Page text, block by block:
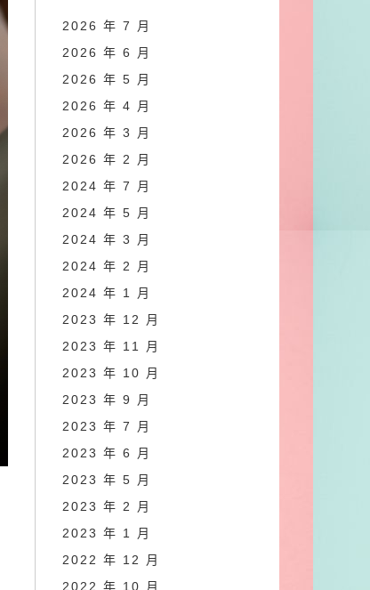
2026 年 7 月
2026 年 6 月
2026 年 5 月
2026 年 4 月
2026 年 3 月
2026 年 2 月
2024 年 7 月
2024 年 5 月
2024 年 3 月
2024 年 2 月
2024 年 1 月
2023 年 12 月
2023 年 11 月
2023 年 10 月
2023 年 9 月
2023 年 7 月
2023 年 6 月
2023 年 5 月
2023 年 2 月
2023 年 1 月
2022 年 12 月
2022 年 10 月